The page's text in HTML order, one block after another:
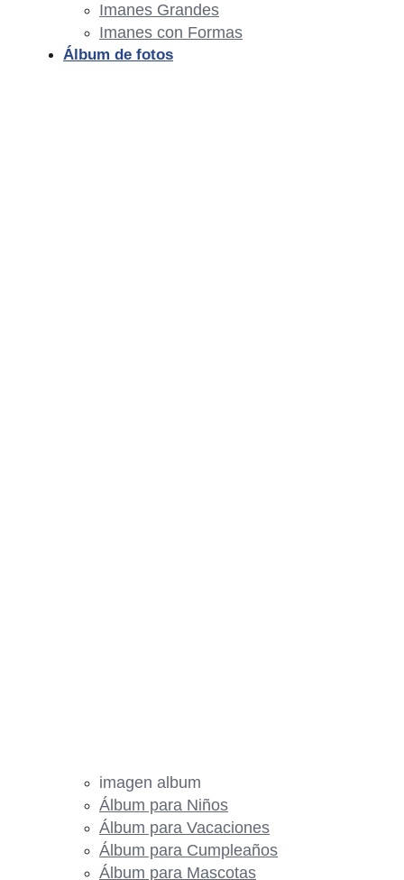
Imanes Grandes
Imanes con Formas
Álbum de fotos
imagen album
Álbum para Niños
Álbum para Vacaciones
Álbum para Cumpleaños
Álbum para Mascotas